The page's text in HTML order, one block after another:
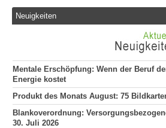
Neuigkeiten
Mentale Erschöpfung: Wenn der Beruf
Energie kostet
Produkt des Monats August: 75
Blankoverordnung:
30. Juli 2026